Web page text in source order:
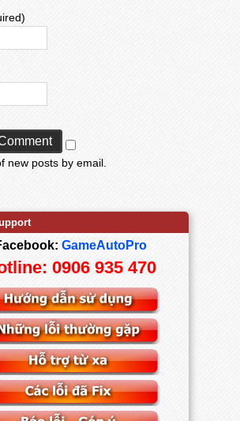
new posts by email.
GameAutoPro
0906 935 470